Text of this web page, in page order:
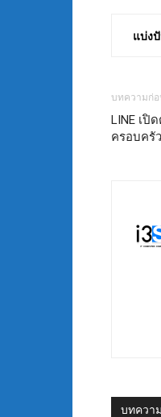
แบ่ง
บทความก่
LINE เปิ
ครอบครั
บทควา